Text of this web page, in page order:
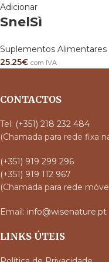
Adicionar
SnelSì
Suplementos Alimentares
25.25€ com IVA
CONTACTOS
Tel: (+351) 218 232 484
(Chamada para rede fixa
(+351) 919 299 296
(+351) 919 112 967
(Chamada para rede
Email: info@wisenature.pt
LINKS ÚTEIS